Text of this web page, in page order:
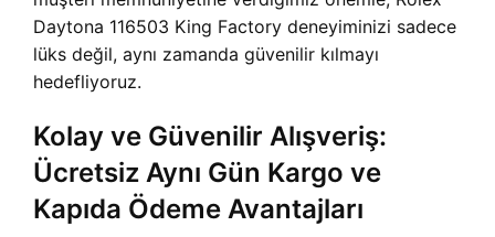
Daytona 116503 King Factory deneyiminizi sadece
lüks değil, aynı zamanda güvenilir kılmayı
hedefliyoruz.
Kolay ve Güvenilir Alışveriş:
Ücretsiz Aynı Gün Kargo ve
Kapıda Ödeme Avantajları